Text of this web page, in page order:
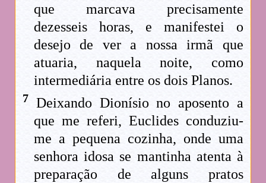
que marcava precisamente
dezesseis horas, e manifestei o
desejo de ver a nossa irmã que
atuaria, naquela noite, como
intermediária entre os dois Planos.
7 Deixando Dionísio no aposento a
que me referi, Euclides conduziu-
me a pequena cozinha, onde uma
senhora idosa se mantinha atenta à
preparação de alguns pratos